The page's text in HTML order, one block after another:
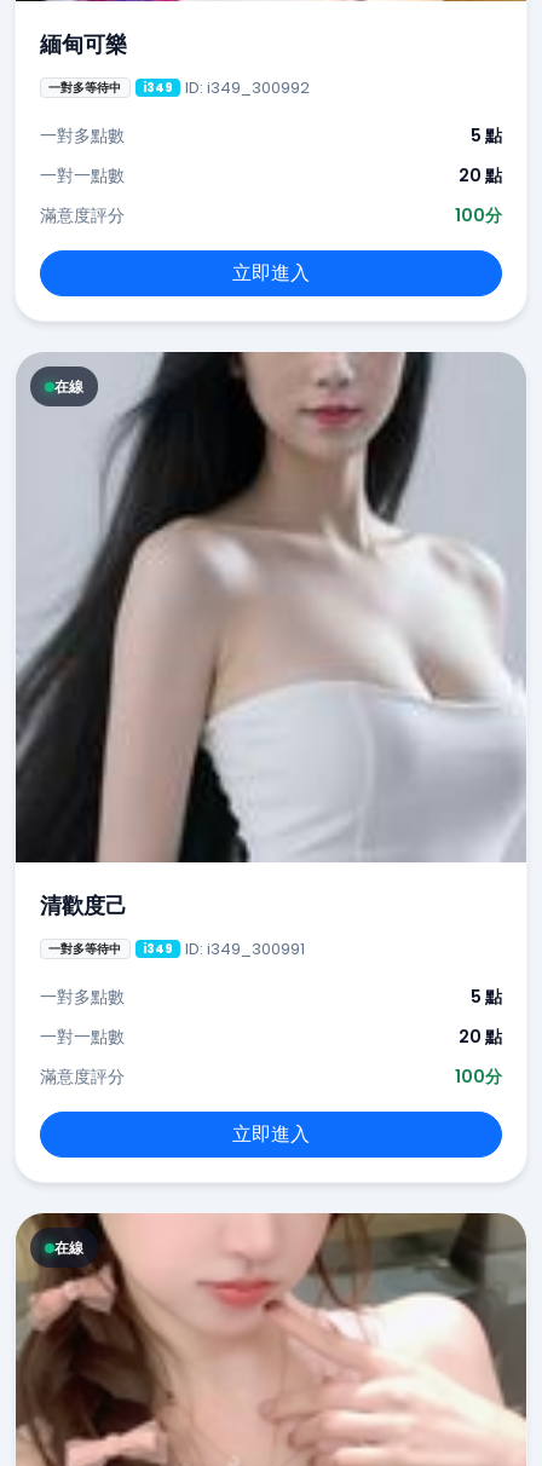
緬甸可樂
一對多等待中 i349 ID: i349_300992
一對多點數
5 點
一對一點數
20 點
滿意度評分
100分
立即進入
在線
清歡度己
一對多等待中 i349 ID: i349_300991
一對多點數
5 點
一對一點數
20 點
滿意度評分
100分
立即進入
在線